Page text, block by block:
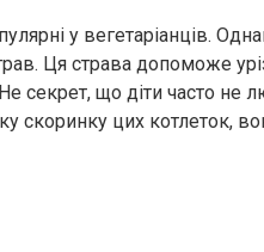
у вегетаріанців.
Ця страва допоможе
секрет, що діти часто не
скоринку цих котлеток,